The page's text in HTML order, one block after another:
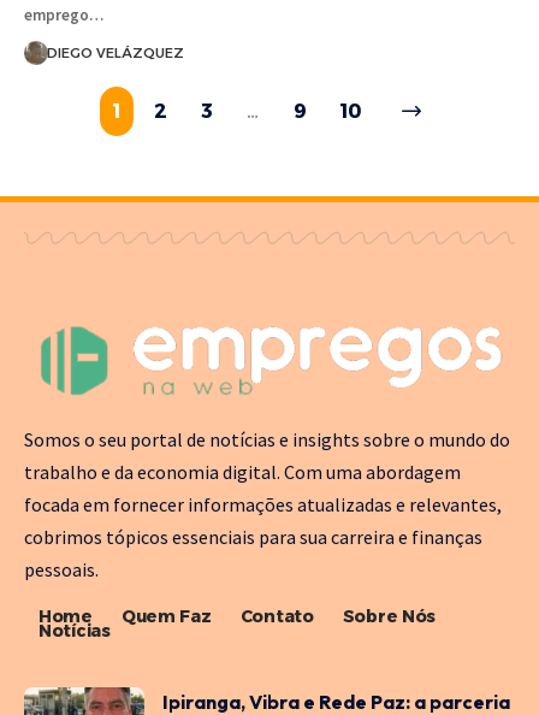
emprego…
DIEGO VELÁZQUEZ
1 2 3 … 9 10
Somos o seu portal de notícias e insights sobre o mundo do
trabalho e da economia digital. Com uma abordagem
focada em fornecer informações atualizadas e relevantes,
cobrimos tópicos essenciais para sua carreira e finanças
pessoais.
Home Quem Faz Contato Sobre Nós
Notícias
Ipiranga, Vibra e Rede Paz: a parceria